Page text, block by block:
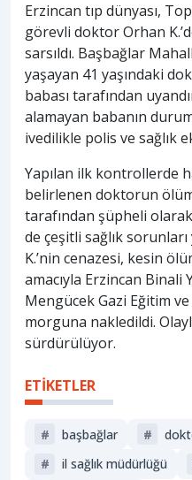
Erzincan tıp dünyası,
görevli doktor Orhan
sarsıldı. Başbağlar
yaşayan 41 yaşındaki
babası tarafından
alamayan babanın
ivedilikle polis ve sağlık
Yapılan ilk kontrollerde
belirlenen doktorun
tarafından şüpheli
de çeşitli sağlık
K.’nin cenazesi, kesin
amacıyla Erzincan Binali
Mengücek Gazi Eğitim
morguna nakledildi.
sürdürülüyor.
ETİKETLER
# başbağlar #
#
i̇l sağlık müdürlüğü